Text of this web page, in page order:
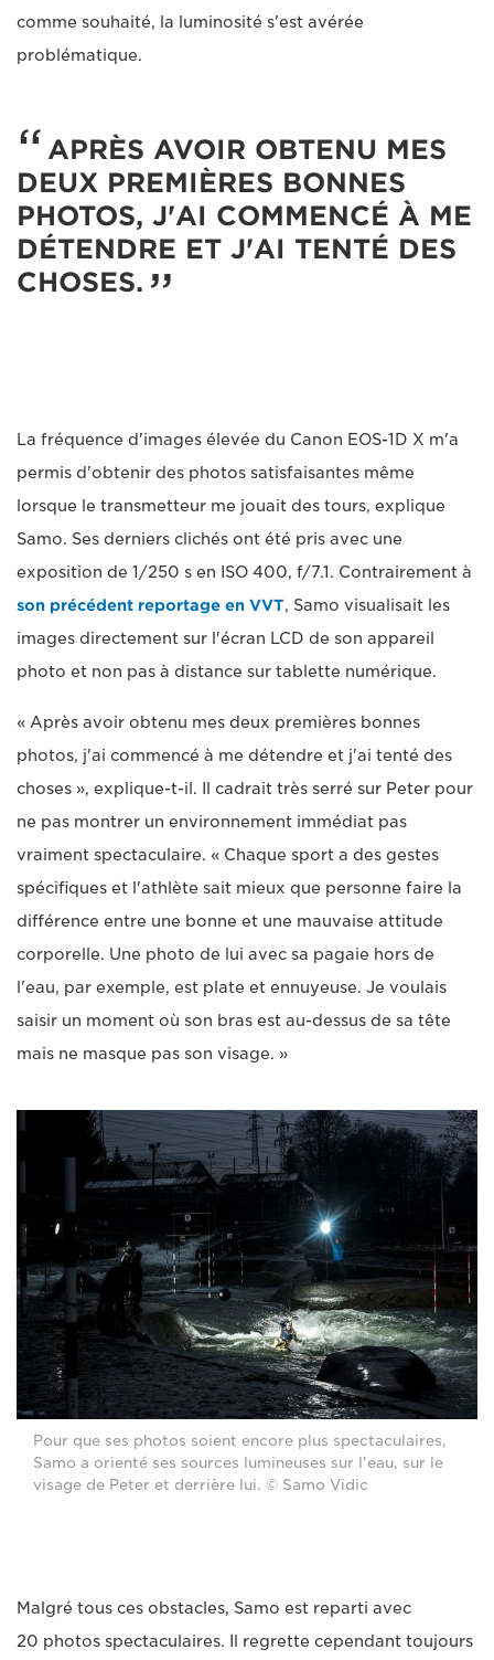
comme souhaité, la luminosité s'est avérée
problématique.
APRÈS AVOIR OBTENU MES
DEUX PREMIÈRES BONNES
PHOTOS, J'AI COMMENCÉ À ME
DÉTENDRE ET J'AI TENTÉ DES
CHOSES.
La fréquence d'images élevée du Canon EOS-1D X m'a
permis d'obtenir des photos satisfaisantes même
lorsque le transmetteur me jouait des tours, explique
Samo. Ses derniers clichés ont été pris avec une
exposition de 1/250 s en ISO 400, f/7.1. Contrairement à
son précédent reportage en VVT, Samo visualisait les
images directement sur l'écran LCD de son appareil
photo et non pas à distance sur tablette numérique.
« Après avoir obtenu mes deux premières bonnes
photos, j'ai commencé à me détendre et j'ai tenté des
choses », explique-t-il. Il cadrait très serré sur Peter pour
ne pas montrer un environnement immédiat pas
vraiment spectaculaire. « Chaque sport a des gestes
spécifiques et l'athlète sait mieux que personne faire la
différence entre une bonne et une mauvaise attitude
corporelle. Une photo de lui avec sa pagaie hors de
l'eau, par exemple, est plate et ennuyeuse. Je voulais
saisir un moment où son bras est au-dessus de sa tête
mais ne masque pas son visage. »
Pour que ses photos soient encore plus spectaculaires,
Samo a orienté ses sources lumineuses sur l'eau, sur le
visage de Peter et derrière lui. © Samo Vidic
Malgré tous ces obstacles, Samo est reparti avec
20 photos spectaculaires. Il regrette cependant toujours